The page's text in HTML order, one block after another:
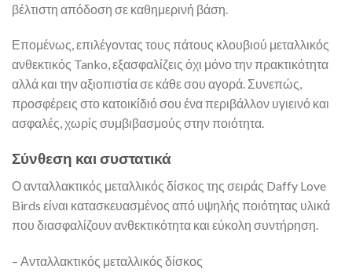
βέλτιστη απόδοση σε καθημερινή βάση.
Επομένως, επιλέγοντας τους πάτους κλουβιού μεταλλικός
ανθεκτικός Tanko, εξασφαλίζεις όχι μόνο την πρακτικότητα
αλλά και την αξιοπιστία σε κάθε σου αγορά. Συνεπώς,
προσφέρεις στο κατοικίδιό σου ένα περιβάλλον υγιεινό και
ασφαλές, χωρίς συμβιβασμούς στην ποιότητα.
Σύνθεση και συστατικά
Ο ανταλλακτικός μεταλλικός δίσκος της σειράς Daffy Love
Birds είναι κατασκευασμένος από υψηλής ποιότητας υλικά
που διασφαλίζουν ανθεκτικότητα και εύκολη συντήρηση.
– Ανταλλακτικός μεταλλικός δίσκος